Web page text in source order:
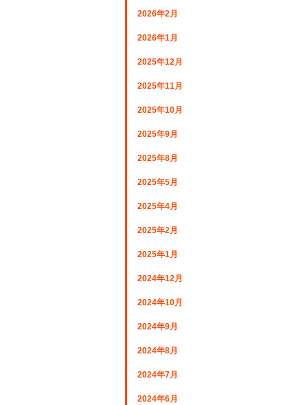
2026年2月
2026年1月
2025年12月
2025年11月
2025年10月
2025年9月
2025年8月
2025年5月
2025年4月
2025年2月
2025年1月
2024年12月
2024年10月
2024年9月
2024年8月
2024年7月
2024年6月